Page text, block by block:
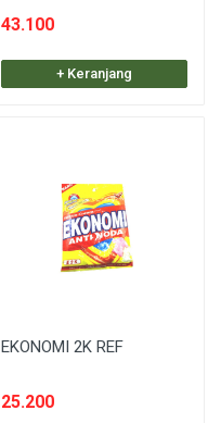
43.100
+ Keranjang
EKONOMI 2K REF
25.200